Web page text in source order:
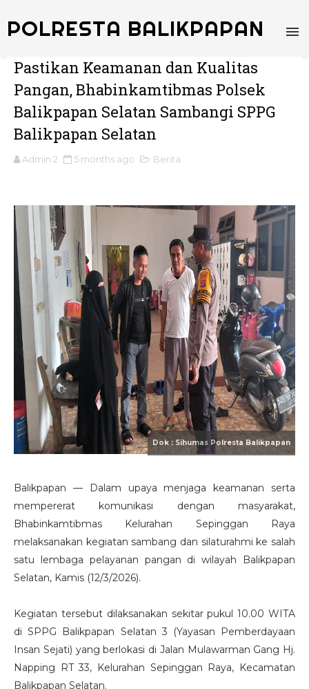
POLRESTA BALIKPAPAN
Pastikan Keamanan dan Kualitas
Pangan, Bhabinkamtibmas Polsek
Balikpapan Selatan Sambangi SPPG
Balikpapan Selatan
Admin 2 5 months ago Berita
Balikpapan — Dalam upaya menjaga keamanan serta
mempererat komunikasi dengan masyarakat,
Bhabinkamtibmas Kelurahan Sepinggan Raya
melaksanakan kegiatan sambang dan silaturahmi ke salah
satu lembaga pelayanan pangan di wilayah Balikpapan
Selatan, Kamis (12/3/2026).
Kegiatan tersebut dilaksanakan sekitar pukul 10.00 WITA
diSPPG Balikpapan Selatan 3 (Yayasan Pemberdayaan
Insan Sejati) yang berlokasi di Jalan Mulawarman Gang Hj.
Napping RT 33, Kelurahan Sepinggan Raya, Kecamatan
Balikpapan Selatan.